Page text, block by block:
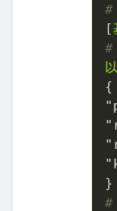
[
#